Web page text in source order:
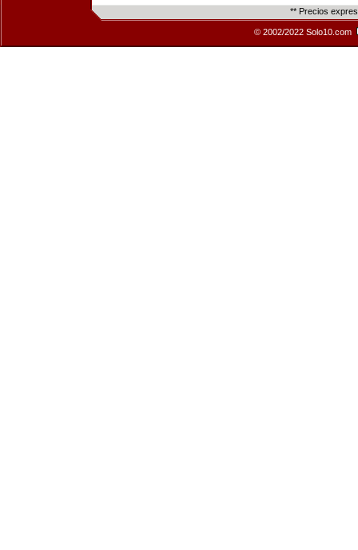
** Precios
© 2002/2022 Solo10.com